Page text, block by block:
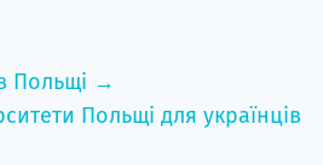
Польщі →
Польщі для українців